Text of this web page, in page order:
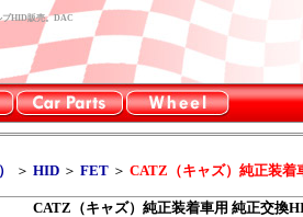
ブHID販売。DAC
＞ HID ＞ FET ＞ CATZ（キャズ）純正装着
CATZ（キャズ）純正装着車用 純正交換